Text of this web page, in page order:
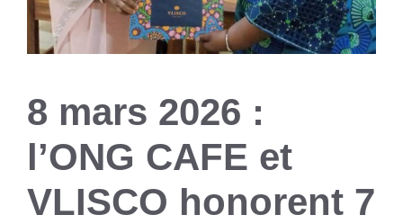
8 mars 2026 :
l’ONG CAFE et
VLISCO honorent 7